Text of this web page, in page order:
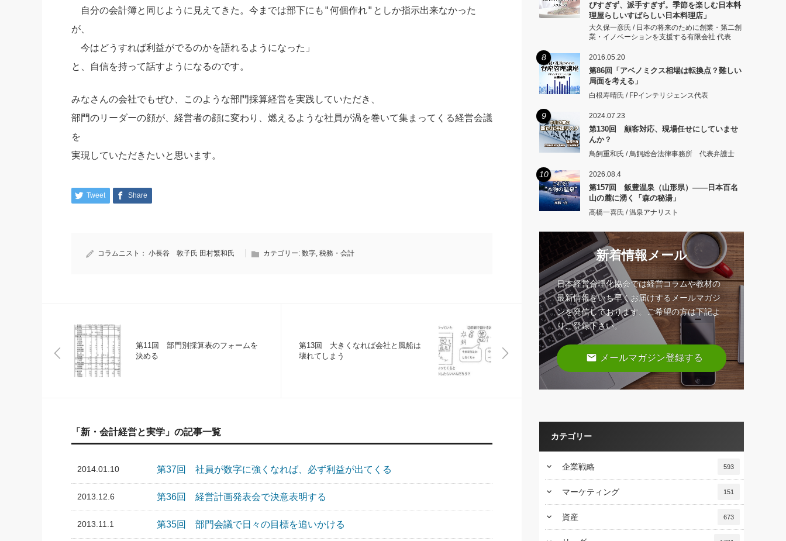
自分の会計簿と同じように見えてきた。今までは部下にも"何個作れ"としか指示出来なかった
が、
今はどうすれば利益がでるのかを語れるようになった」
と、自信を持って話すようになるのです。
みなさんの会社でもぜひ、このような部門採算経営を実践していただき、
部門のリーダーの顔が、経営者の顔に変わり、燃えるような社員が渦を巻いて集まってくる経営会議
を
実現していただきたいと思います。
Tweet Share
コラムニスト： 小長谷 敦子氏 田村繁和氏 カテゴリー: 数字, 税務・会計
第11回 部門別採算表のフォームを
決める
第13回 大きくなれば会社と風船は
壊れてしまう
「新・会計経営と実学」の記事一覧
2014.01.10 第37回 社員が数字に強くなれば、必ず利益が出てくる
2013.12.6 第36回 経営計画発表会で決意表明する
2013.11.1 第35回 部門会議で日々の目標を追いかける
びすぎず、派手すぎず。季節を楽しむ日本料
理屋らしいすばらしい日本料理店」
大久保一彦氏 / 日本の将来のために創業・第二創
業・イノベーションを支援する有限会社 代表
8 2016.05.20
第86回「アベノミクス相場は転換点？難しい
局面を考える」
白根寿晴氏 / FPインテリジェンス代表
9 2024.07.23
第130回 顧客対応、現場任せにしていませ
んか？
鳥飼重和氏 / 鳥飼総合法律事務所 代表弁護士
10 2026.08.4
第157回 飯豊温泉（山形県）――日本百名
山の麓に湧く「森の秘湯」
高橋一喜氏 / 温泉アナリスト
新着情報メール
日本経営合理化協会では経営コラムや教材の
最新情報をいち早くお届けするメールマガジ
ンを発信しております。ご希望の方は下記よ
りご登録下さい。
email メールマガジン登録する
カテゴリー
keyboard_arrow_down 企業戦略 593
keyboard_arrow_down マーケティング 151
keyboard_arrow_down 資産 673